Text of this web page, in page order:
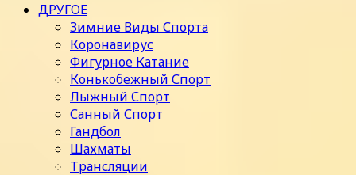
ДРУГОЕ
Зимние Виды Спорта
Коронавирус
Фигурное Катание
Конькобежный Спорт
Лыжный Спорт
Санный Спорт
Гандбол
Шахматы
Трансляции